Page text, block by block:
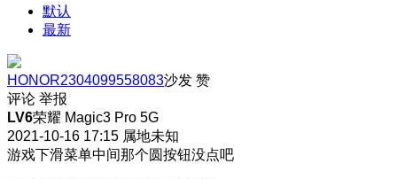
默认
最新
HONOR2304099558083沙发 赞
评论 举报
LV6荣耀 Magic3 Pro 5G
2021-10-16 17:15 属地未知
游戏下滑菜单中间那个圆按钮没点吧